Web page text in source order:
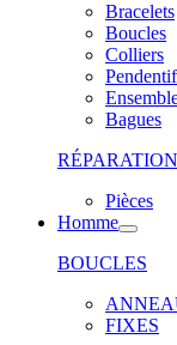
Bracelets
Boucles
Colliers
Bagues
Pièces
Homme
BOUCLES
FIXES